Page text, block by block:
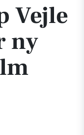
Vejle
ny